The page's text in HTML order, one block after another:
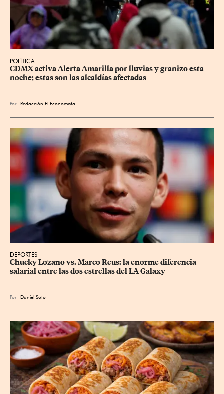
POLÍTICA
CDMX activa Alerta Amarilla por lluvias y granizo esta
noche; estas son las alcaldías afectadas
Por Redacción El Economista
DEPORTES
Chucky Lozano vs. Marco Reus: la enorme diferencia
salarial entre las dos estrellas del LA Galaxy
Por Daniel Soto